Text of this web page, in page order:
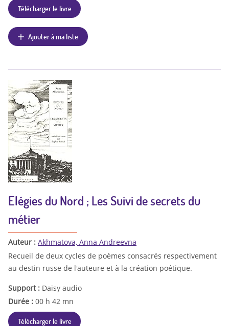
Télécharger le livre
Ajouter à ma liste
Elégies du Nord ; Les Suivi de secrets du
métier
Auteur : Akhmatova, Anna Andreevna
Recueil de deux cycles de poèmes consacrés respectivement
au destin russe de l'auteure et à la création poétique.
Support : Daisy audio
Durée : 00 h 42 mn
Télécharger le livre